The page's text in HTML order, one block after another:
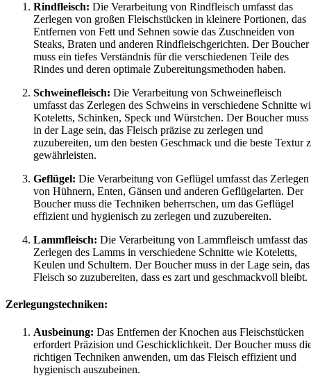
Rindfleisch: Die Verarbeitung von Rindfleisch umfasst das
Zerlegen von großen Fleischstücken in kleinere Portionen, das
Entfernen von Fett und Sehnen sowie das Zuschneiden von
Steaks, Braten und anderen Rindfleischgerichten. Der Boucher
muss ein tiefes Verständnis für die verschiedenen Teile des
Rindes und deren optimale Zubereitungsmethoden haben.
Schweinefleisch: Die Verarbeitung von Schweinefleisch
umfasst das Zerlegen des Schweins in verschiedene Schnitte
Koteletts, Schinken, Speck und Würstchen. Der Boucher muss
in der Lage sein, das Fleisch präzise zu zerlegen und
zuzubereiten, um den besten Geschmack und die beste Textur
gewährleisten.
Geflügel: Die Verarbeitung von Geflügel umfasst das Zerlegen
von Hühnern, Enten, Gänsen und anderen Geflügelarten. Der
Boucher muss die Techniken beherrschen, um das Geflügel
effizient und hygienisch zu zerlegen und zuzubereiten.
Lammfleisch: Die Verarbeitung von Lammfleisch umfasst das
Zerlegen des Lamms in verschiedene Schnitte wie Koteletts,
Keulen und Schultern. Der Boucher muss in der Lage sein, das
Fleisch so zuzubereiten, dass es zart und geschmackvoll bleibt.
Zerlegungstechniken:
Ausbeinung: Das Entfernen der Knochen aus Fleischstücken
erfordert Präzision und Geschicklichkeit. Der Boucher muss
richtigen Techniken anwenden, um das Fleisch effizient und
hygienisch auszubeinen.